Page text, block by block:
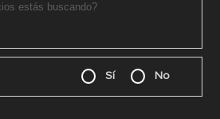
Sí No